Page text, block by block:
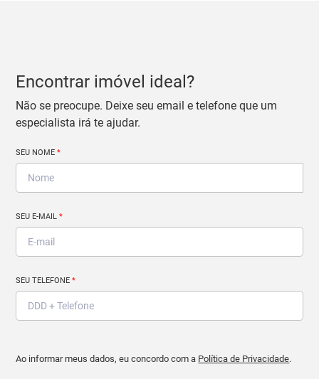
Encontrar imóvel ideal?
Não se preocupe. Deixe seu email e telefone que um
especialista irá te ajudar.
SEU NOME*
SEU E-MAIL*
SEU TELEFONE*
Ao informar meus dados, eu concordo com a Política de Privacidade.